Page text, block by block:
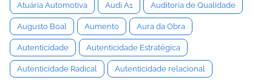
Atuária Automotiva Audi A1 Auditoria de Qualidade
Augusto Boal Aumento Aura da Obra
Autenticidade Autenticidade Estratégica
Autenticidade Radical Autenticidade relacional